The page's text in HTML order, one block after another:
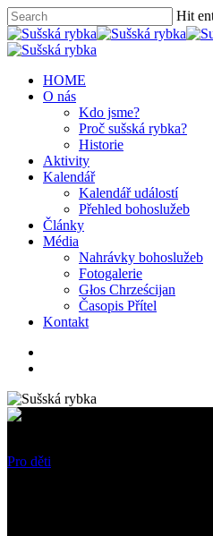
Hit
HOME
O nás
Kdo jsme?
Proč sušská rybka?
Historie
Aktivity
Kalendář
Kalendář událostí
Přehled bohoslužeb
Články
Média
Nahrávky bohoslužeb
Fotogalerie
Głos Chrześcijan
Časopis Přítel
Kontakt
Pro děti